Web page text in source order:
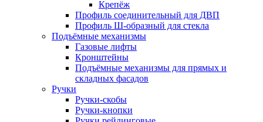
Крепёж
Профиль соединительный для ДВП
Профиль Ш-образный для стекла
Подъёмные механизмы
Газовые лифты
Кронштейны
Подъёмные механизмы для прямых и
складных фасадов
Ручки
Ручки-скобы
Ручки-кнопки